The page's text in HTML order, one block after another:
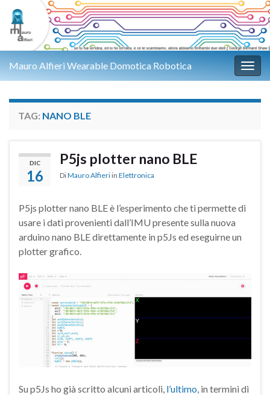
Mauro Alfieri Wearable Domotica Robotica
TAG: NANO BLE
DIC
16
P5js plotter nano BLE
DiMauro Alfieri in Elettronica
P5js plotter nano BLE è l’esperimento che ti permette di
usare i dati provenienti dall’IMU presente sulla nuova
arduino nano BLE direttamente in p5Js ed eseguirne un
plotter grafico.
Su p5Js ho già scritto alcuni articoli, l’ultimo , in termini di